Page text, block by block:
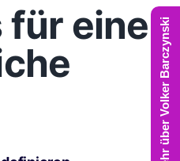
für eine Mehr über Volker Barczynski